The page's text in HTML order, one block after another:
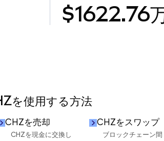
$1622.76
使用する方法
CHZを売却
CHZを現金に交換し
CHZをスワップ
ブロックチェーン間